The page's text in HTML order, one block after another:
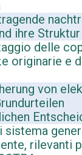
ihre Struktur
delle
originarie e
von
sistema
rilevanti